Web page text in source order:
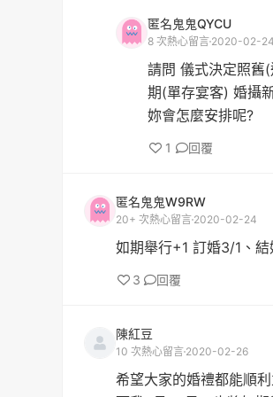
匿名鬼鬼QYCU
8 次熱心留言 2020-02-24
請問 儀式決定照舊
期(單存宴客) 婚攝
妳會怎麼安排呢?
1 回覆
匿名鬼鬼W9RW
20+ 次熱心留言 2020-02-24
如期舉行+1 訂婚3/1、
3 回覆
陳紅豆
10 次熱心留言 2020-02-26
希望大家的婚禮都能順